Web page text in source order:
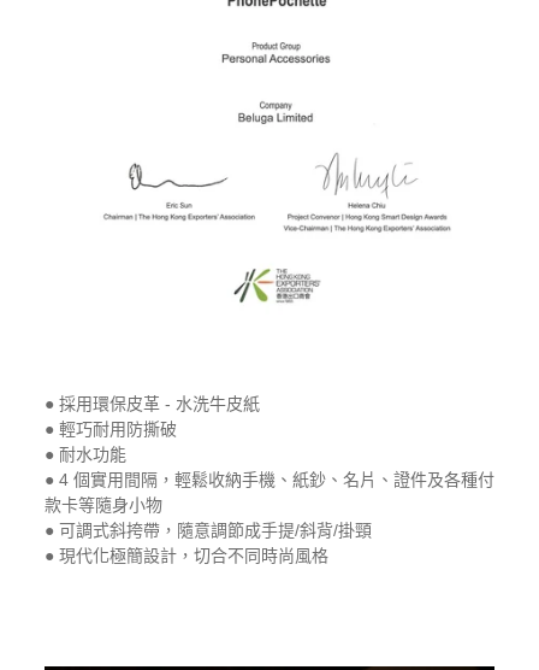
● 採用環保皮革 - 水洗牛皮紙
● 輕巧耐用防撕破
● 耐水功能
● 4 個實用間隔，輕鬆收納手機、紙鈔、名片、證件及各種付
款卡等隨身小物
● 可調式斜挎帶，隨意調節成手提/斜背/掛頸
● 現代化極簡設計，切合不同時尚風格